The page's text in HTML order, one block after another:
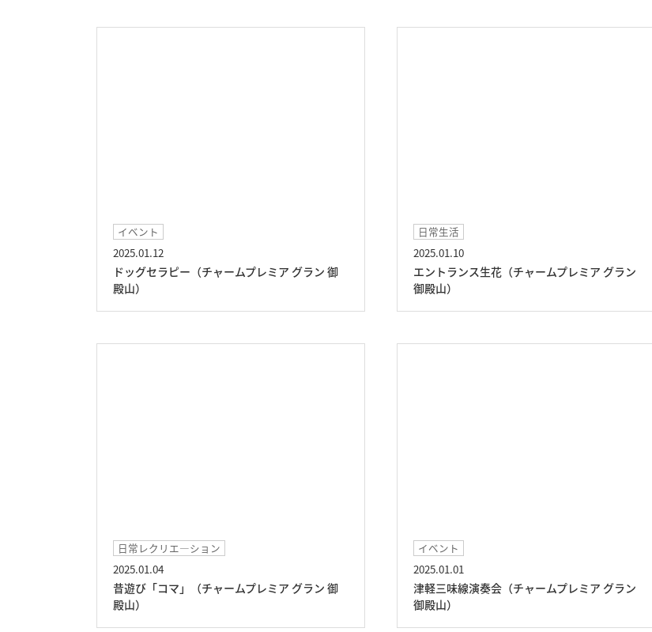
イベント
2025.01.12
ドッグセラピー（チャームプレミア グラン 御
殿山）
日常生活
2025.01.10
エントランス生花（チャームプレミア グラン
御殿山）
日常レクリエ―ション
2025.01.04
昔遊び「コマ」（チャームプレミア グラン 御
殿山）
イベント
2025.01.01
津軽三味線演奏会（チャームプレミア グラン
御殿山）